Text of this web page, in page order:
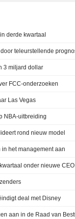
derde kwartaal
3 miljard dollar
FCC-onderzoeken
Las Vegas
NBA-uitbreiding
rond nieuw model
het management aan
onder nieuwe CEO
deal met Disney